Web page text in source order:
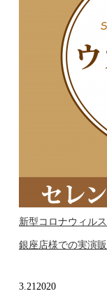
新型コロナウィル
銀座店様での実演
3.21 2020